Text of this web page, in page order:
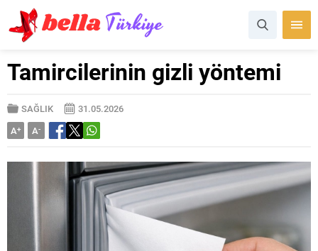
Tamircilerinin gizli yöntemi
SAĞLIK
31.05.2026
A+ A-